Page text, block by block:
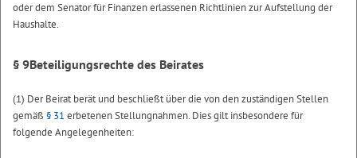
oder dem Senator für Finanzen erlassenen Richtlinien zur Aufstellung der
Haushalte.
§ 9Beteiligungsrechte des Beirates
(1) Der Beirat berät und beschließt über die von den zuständigen Stellen
gemäß § 31 erbetenen Stellungnahmen. Dies gilt insbesondere für
folgende Angelegenheiten: